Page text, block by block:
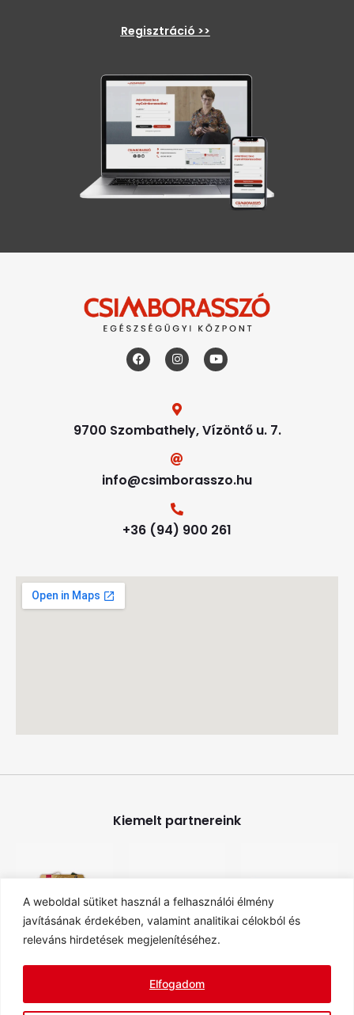
A weboldal sütiket használ a felhasználói élmény
javításának érdekében, valamint analitikai célokból és
releváns hirdetések megjelenítéséhez.
Elfogadom
Regisztráció >>
9700 Szombathely, Vízöntő u. 7.
info@csimborasszo.hu
+36 (94) 900 261
Kiemelt partnereink
ADATVÉDELEMIMPRESSZUM